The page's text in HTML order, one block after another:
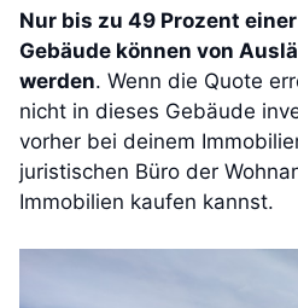
Nur bis zu 49 Prozent
Gebäude können von
werden. Wenn die Quote
nicht in dieses Gebäude
vorher bei deinem
juristischen Büro der
Immobilien kaufen kannst.